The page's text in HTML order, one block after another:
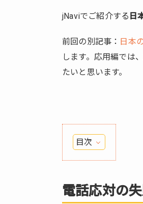
jNaviでご紹介する 日
前回の別記事： 日本
します。応用編では
たいと思います。
目次
1.
話
応
電話応対の